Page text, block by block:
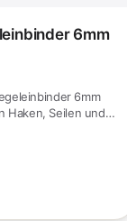
6mm
6mm
Haken, Seilen und…